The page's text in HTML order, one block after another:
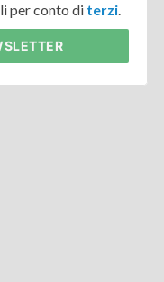
per conto di terzi.